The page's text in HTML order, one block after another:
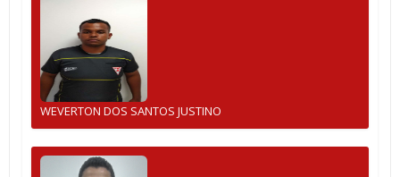
WEVERTON DOS SANTOS JUSTINO